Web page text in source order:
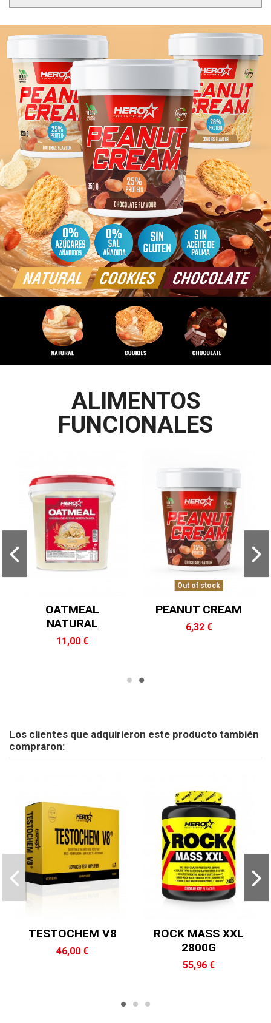
desgrasado (3,7%), aroma de chocolate, leche desnatada de
vaca en polvo, sal, edulcorante (sucralosa). Puede contener
. Sin azúcares añadidos.
Contiene azúcares naturalmente presentes. Fuente de
proteínas. 0% Sal añadida. Sin aceite de palma. Sin gluten.
Mantener en lugar fresco y seco, alejado de fuentes de
calor. Es importante mantener una dieta variada y
equilibrada y un estilo de vida saludable.
ALIMENTOS
FUNCIONALES
OATMEAL
NATURAL
11,00 €
Out of stock
PEANUT CREAM
6,32 €
VITAMINAS Y MINERALES - PRODUCTOS ESPECIALES -
APOYO ARTICULAR - BARRITAS ENERGETICAS -
Los clientes que adquirieron este producto también
compraron:
TESTOCHEM V8
46,00 €
ROCK MASS XXL
2800G
55,96 €